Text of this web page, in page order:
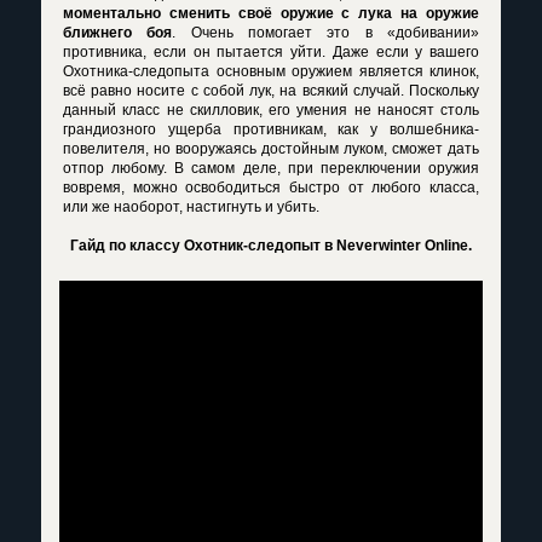
моментально сменить своё оружие с лука на оружие
ближнего боя. Очень помогает это в «добивании»
противника, если он пытается уйти. Даже если у вашего
Охотника-следопыта основным оружием является клинок,
всё равно носите с собой лук, на всякий случай. Поскольку
данный класс не скилловик, его умения не наносят столь
грандиозного ущерба противникам, как у волшебника-
повелителя, но вооружаясь достойным луком, сможет дать
отпор любому. В самом деле, при переключении оружия
вовремя, можно освободиться быстро от любого класса,
или же наоборот, настигнуть и убить.
Гайд по классу Охотник-следопыт в Neverwinter Online.